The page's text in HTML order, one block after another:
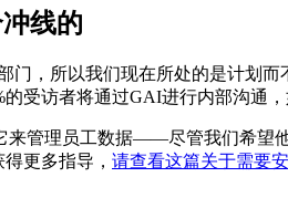
线的
，所以我们现在所处的是计划
受访者将通过GAI进行内部沟通，
来管理员工数据——尽管我们希
更多指导， 请查看这篇关于需要